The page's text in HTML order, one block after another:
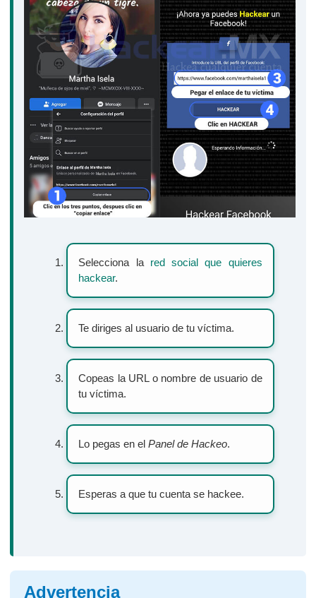
Selecciona la red social que quieres
hackear.
Te diriges al usuario de tu víctima.
Copeas la URL o nombre de usuario de
tu víctima.
Lo pegas en elPanel de Hackeo.
Esperas a que tu cuenta se hackee.
Advertencia